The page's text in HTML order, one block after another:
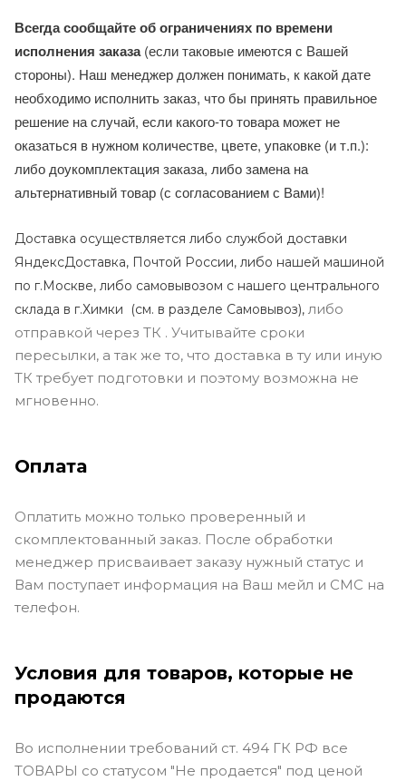
Всегда сообщайте об ограничениях по времени
исполнения заказа(если таковые имеются с Вашей
стороны). Наш менеджер должен понимать, к какой дате
необходимо исполнить заказ, что бы принять правильное
решение на случай, если какого-то товара может не
оказаться в нужном количестве, цвете, упаковке (и т.п.):
либо доукомплектация заказа, либо замена на
альтернативный товар (с согласованием с Вами)!
Доставка осуществляется либо службой доставки
ЯндексДоставка, Почтой России, либо нашей машиной
по г.Москве, либо самовывозом с нашего центрального
склада в г.Химки (см. в разделе Самовывоз), либо
отправкой через ТК . Учитывайте сроки
пересылки, а так же то, что доставка в ту или иную
ТК требует подготовки и поэтому возможна не
мгновенно.
Оплата
Оплатить можно только проверенный и
скомплектованный заказ. После обработки
менеджер присваивает заказу нужный статус и
Вам поступает информация на Ваш мейл и СМС на
телефон.
Условия для товаров, которые не
продаются
Во исполнении требований ст. 494 ГК РФ все
ТОВАРЫ со статусом "Не продается" под ценой